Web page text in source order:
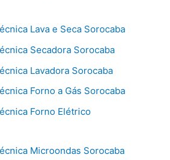
Lava e Seca Sorocaba
Secadora Sorocaba
Lavadora Sorocaba
Forno a Gás Sorocaba
Forno Elétrico
Microondas Sorocaba